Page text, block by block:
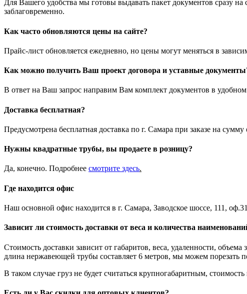
Для Вашего удобства мы готовы выдавать пакет документов сразу
заблаговременно.
Как часто обновляются цены на сайте?
Прайс-лист обновляется ежедневно, но цены могут меняться в
Как можно получить Ваш проект договора и уставные
В ответ на Ваш запрос направим Вам комплект документов в
Доставка бесплатная?
Предусмотрена бесплатная доставка по г. Самара при заказе на
Нужны квадратные трубы, вы продаете в розницу?
Да, конечно. Подробнее смотрите здесь.
Где находится офис
Наш основной офис находится в г. Самара, Заводское шоссе, 111,
Зависит ли стоимость доставки от веса и количества
Стоимость доставки зависит от габаритов, веса, удаленности,
длина нержавеющей трубы составляет 6 метров, мы можем порезать
В таком случае груз не будет считаться крупногабаритным,